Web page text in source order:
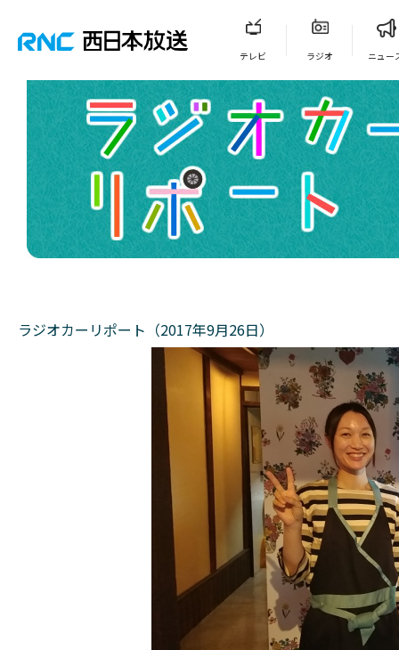
テレビ ラジオ ニュー
ラジオカーリポート（2017年9月26日）